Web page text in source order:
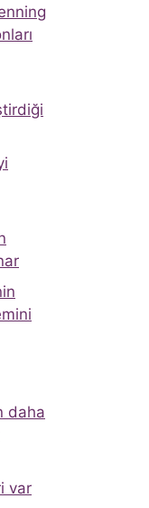
daha
var